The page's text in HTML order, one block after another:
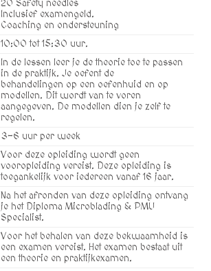
20 Safety needles
Inclusief examengeld.
Coaching en ondersteuning
10:00 tot 15:30 uur.
In de lessen leer je de theorie toe te passen
in de praktijk. Je oefent de
behandelingen op een oefenhuid en op
modellen. Dit wordt van te voren
aangegeven. De modellen dien je zelf te
regelen.
3-6 uur per week
Voor deze opleiding wordt geen
vooropleiding vereist. Deze opleiding is
toegankelijk voor iedereen vanaf 16 jaar.
Na het afronden van deze opleiding ontvang
je het Diploma Microblading & PMU
Specialist.
Voor het behalen van deze bekwaamheid is
een examen vereist. Het examen bestaat uit
een theorie en praktijkexamen.